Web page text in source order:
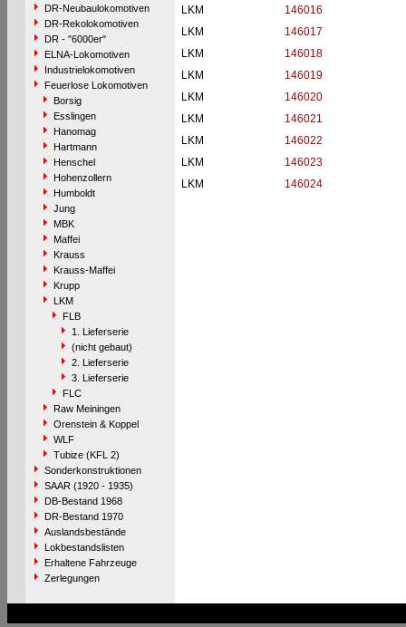
DR-Neubaulokomotiven
DR-Rekolokomotiven
DR - "6000er"
ELNA-Lokomotiven
Industrielokomotiven
Feuerlose Lokomotiven
Borsig
Esslingen
Hanomag
Hartmann
Henschel
Hohenzollern
Humboldt
Jung
MBK
Maffei
Krauss
Krauss-Maffei
Krupp
LKM
FLB
1. Lieferserie
(nicht gebaut)
2. Lieferserie
3. Lieferserie
FLC
Raw Meiningen
Orenstein & Koppel
WLF
Tubize (KFL 2)
Sonderkonstruktionen
SAAR (1920 - 1935)
DB-Bestand 1968
DR-Bestand 1970
Auslandsbestände
Lokbestandslisten
Erhaltene Fahrzeuge
Zerlegungen
LKM
146016
LKM
146017
LKM
146018
LKM
146019
LKM
146020
LKM
146021
LKM
146022
LKM
146023
LKM
146024